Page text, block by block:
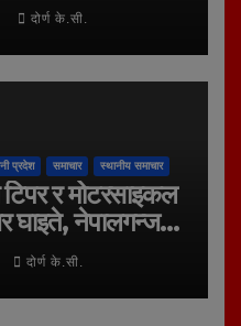
दोर्ण के.सी.
प्रदेश समाचार स्थानीय समाचार
र मोटरसाइकल
घाइते, नेपालगन्ज
दोर्ण के.सी.